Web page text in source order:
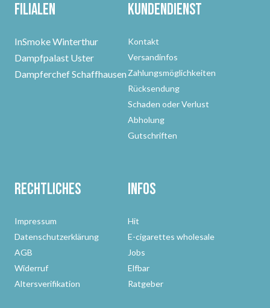
Filialen
InSmoke Winterthur
Dampfpalast Uster
Dampferchef Schaffhausen
Kundendienst
Kontakt
Versandinfos
Zahlungsmöglichkeiten
Rücksendung
Schaden oder Verlust
Abholung
Gutschriften
Rechtliches
Impressum
Datenschutzerklärung
AGB
Widerruf
Altersverifikation
Infos
Hit
E-cigarettes wholesale
Jobs
Elfbar
Ratgeber